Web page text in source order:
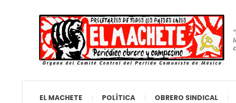
EL MACHETE POLÍTICA OBRERO SINDICAL